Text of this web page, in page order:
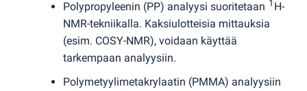
Polypropyleenin (PP) analyysi suoritetaan 1 H-
NMR-tekniikalla. Kaksiulotteisia mittauksia
(esim. COSY-NMR), voidaan käyttää
tarkempaan analyysiin.
Polymetyylimetakrylaatin (PMMA) analyysiin